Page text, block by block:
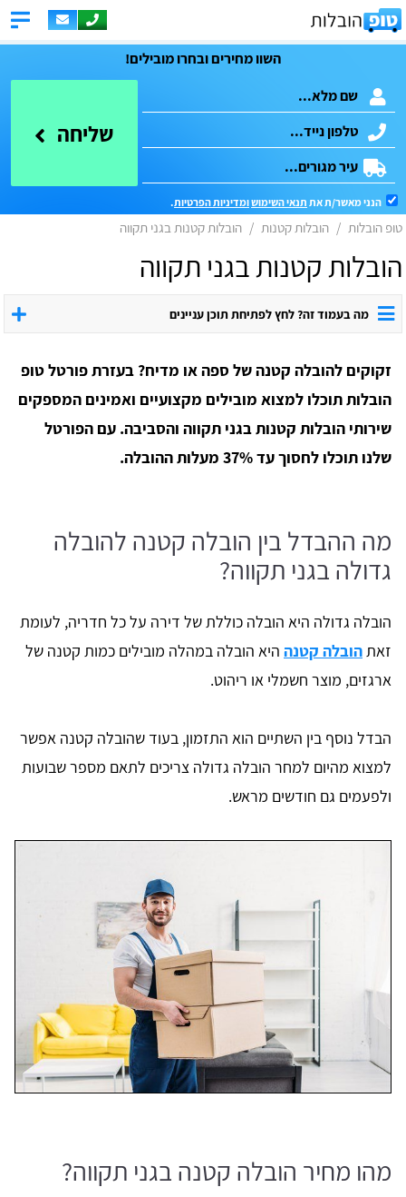
השוו מחירים ובחרו מובילים!
שליחה
הנני מאשר/ת את תנאי השימושומדיניות הפרטיות.
טופ הובלות הובלות קטנות הובלות קטנות בגני תקווה
הובלות קטנות בגני תקווה
מה בעמוד זה? לחץ לפתיחת תוכן עניינים
זקוקים להובלה קטנה של ספה או מדיח? בעזרת פורטל טופ
הובלות תוכלו למצוא מובילים מקצועיים ואמינים המספקים
שירותי הובלות קטנות בגני תקווה והסביבה. עם הפורטל
שלנו תוכלו לחסוך עד 37% מעלות ההובלה.
מה ההבדל בין הובלה קטנה להובלה
גדולה בגני תקווה?
הובלה גדולה היא הובלה כוללת של דירה על כל חדריה, לעומת
זאתהובלה קטנה היא הובלה במהלה מובילים כמות קטנה של
ארגזים, מוצר חשמלי או ריהוט.
הבדל נוסף בין השתיים הוא התזמון, בעוד שהובלה קטנה אפשר
למצוא מהיום למחר הובלה גדולה צריכים לתאם מספר שבועות
ולפעמים גם חודשים מראש.
מהו מחיר הובלה קטנה בגני תקווה?